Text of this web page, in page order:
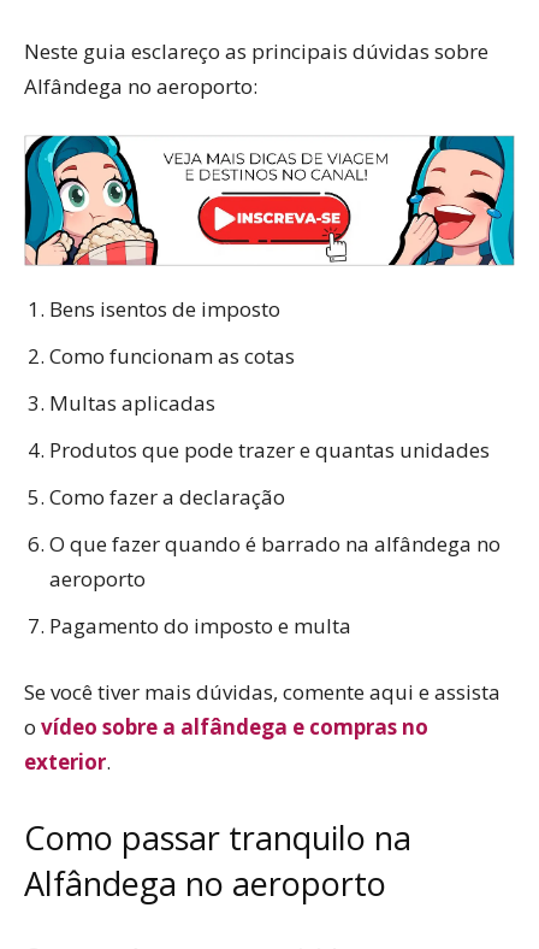
Neste guia esclareço as principais dúvidas sobre
Alfândega no aeroporto:
Bens isentos de imposto
Como funcionam as cotas
Multas aplicadas
Produtos que pode trazer e quantas unidades
Como fazer a declaração
O que fazer quando é barrado na alfândega no
aeroporto
Pagamento do imposto e multa
Se você tiver mais dúvidas, comente aqui e assista
o vídeo sobre a alfândega e compras no
exterior.
Como passar tranquilo na
Alfândega no aeroporto